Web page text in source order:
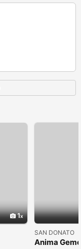
1
SAN DONATO
Anima